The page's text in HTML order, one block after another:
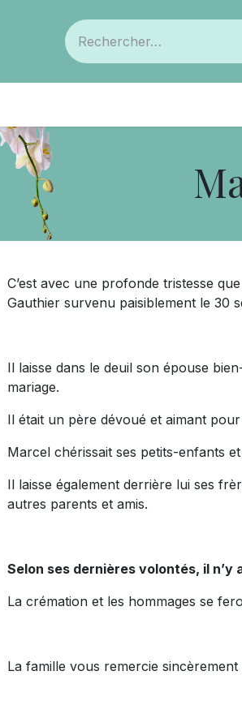
C’est avec une profonde tristesse
Gauthier survenu paisiblement le 30
Il laisse dans le deuil son épouse
mariage.
Il était un père dévoué et aimant
Marcel chérissait ses petits-enfants
Il laisse également derrière lui ses
autres parents et amis.
Selon ses dernières volontés, il n’y
La crémation et les hommages se
La famille vous remercie